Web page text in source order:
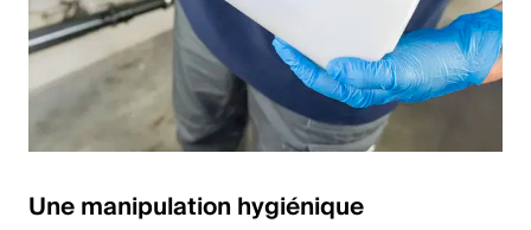
Une manipulation hygiénique